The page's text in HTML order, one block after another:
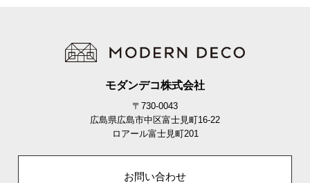
モダンデコ株式会社
〒730-0043
広島県広島市中区富士見町16-22
ロアール富士見町201
お問い合わせ